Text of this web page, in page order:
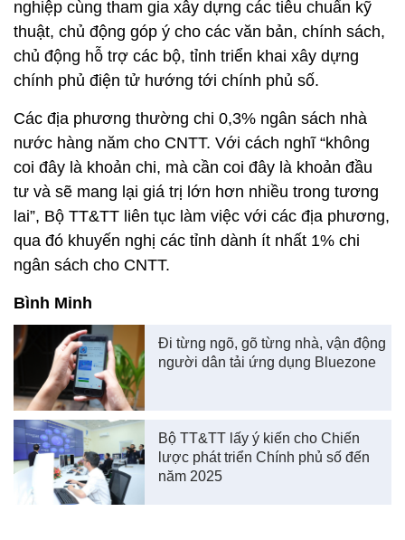
tiếng vang, có tác dụng. Rất nhiều doanh nghiệp
công nghệ, thậm chí các startup, công ty ở
Singapore đã liên hệ với Cục để giới thiệu các sản
gia ứng dụng công nghệ vào công cuộc phòng
chống Covid”, Phó Cục trưởng Đỗ Công Anh cho
hay.
Mặt khác, Cục Tin học hóa đã thu hút các doanh
nghiệp cùng tham gia xây dựng các tiêu chuẩn kỹ
thuật, chủ động góp ý cho các văn bản, chính sách,
chính phủ điện tử hướng tới chính phủ số.
Các địa phương thường chi 0,3% ngân sách nhà
nước hàng năm cho CNTT. Với cách nghĩ “không
coi đây là khoản chi, mà cần coi đây là khoản đầu
tư và sẽ mang lại giá trị lớn hơn nhiều trong tương
lai”, Bộ TT&TT liên tục làm việc với các địa phương,
qua đó khuyến nghị các tỉnh dành ít nhất 1% chi
ngân sách cho CNTT.